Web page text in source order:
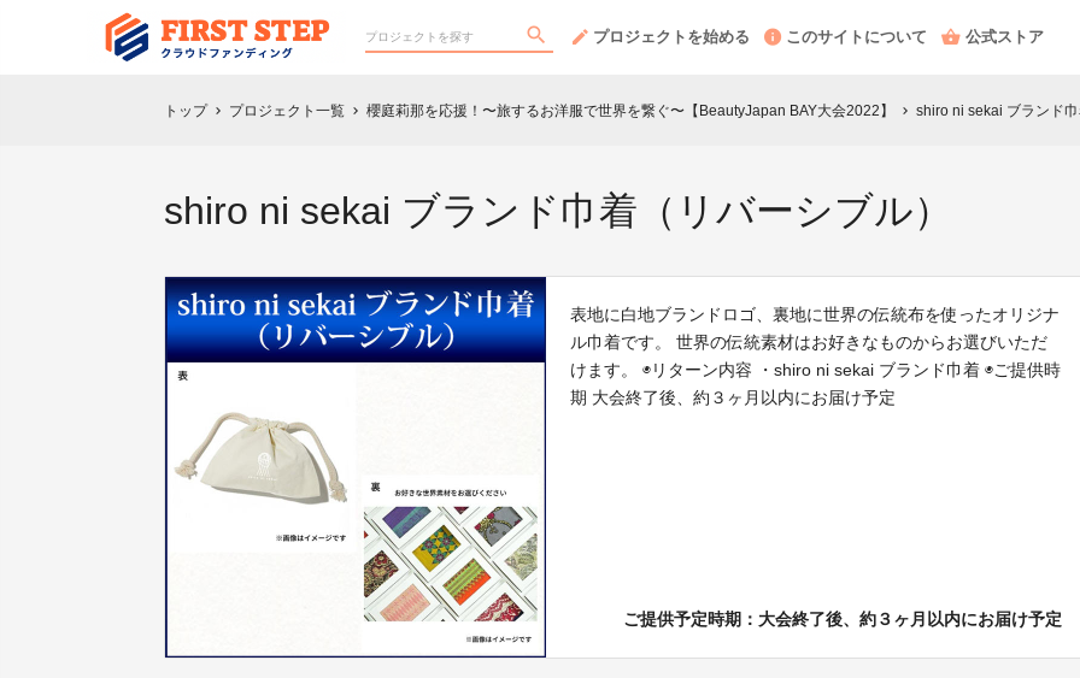
プロジェクトを始める このサイトについて 公式ストア
トップ chevron_right プロジェクト一覧 chevron_right 櫻庭莉那を応援！〜旅するお洋服で世界を繋ぐ〜【BeautyJapan BAY大会2022】 chevron_right shiro ni sekai ブランド
shiro ni sekai ブランド巾着（リバーシブル）
表地に白地ブランドロゴ、裏地に世界の伝統布を使ったオリジナ
ル巾着です。 世界の伝統素材はお好きなものからお選びいただ
けます。 ◉リターン内容 ・shiro ni sekai ブランド巾着 ◉ご提供時
期 大会終了後、約３ヶ月以内にお届け予定
ご提供予定時期：大会終了後、約３ヶ月以内にお届け予定